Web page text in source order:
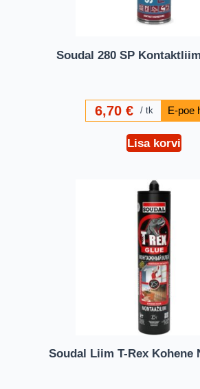
Soudal 280 SP
6,70€ tk
Lisa korvi
Soudal Liim T-Rex Kohene